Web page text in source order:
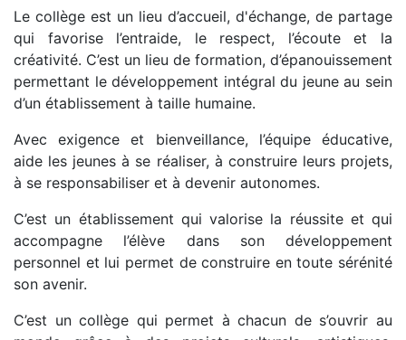
Le collège est un lieu d’accueil, d'échange, de partage
qui favorise l’entraide, le respect, l’écoute et la
créativité. C’est un lieu de formation, d’épanouissement
permettant le développement intégral du jeune au sein
d’un établissement à taille humaine.
Avec exigence et bienveillance, l’équipe éducative,
aide les jeunes à se réaliser, à construire leurs projets,
à se responsabiliser et à devenir autonomes.
C’est un établissement qui valorise la réussite et qui
accompagne l’élève dans son développement
personnel et lui permet de construire en toute sérénité
son avenir.
C’est un collège qui permet à chacun de s’ouvrir au